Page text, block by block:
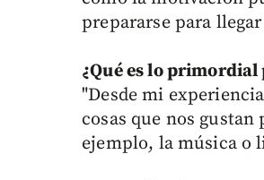
prepararse para
¿Qué es lo
"Desde mi
cosas que nos
ejemplo, la música o